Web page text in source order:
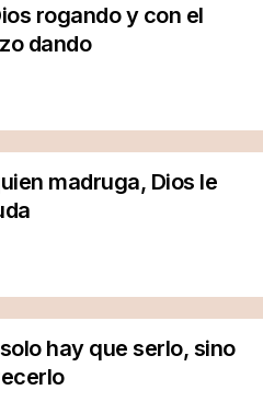
rogando y con el
dando
madruga, Dios le
hay que serlo, sino